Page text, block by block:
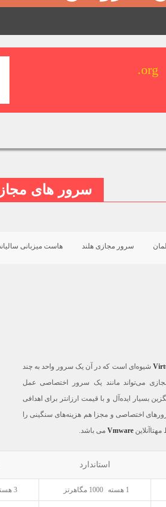
.org
سرور های
سرور مجازی هلند هاست میزبانی
شیوه‌ای است که در آن یک سرور واحد به چند
می‌تواند مانند یک سرور اختصاصی عمل
بسیار ایده‌آل و با قیمت ارزانتر برای اهدافی
اختصاصی و مجزا هم هزینه‌های سنگینی را
Vmware می باشد.‬
استاندارد
1 هسته 1000 مگاهرتز 3 هسته